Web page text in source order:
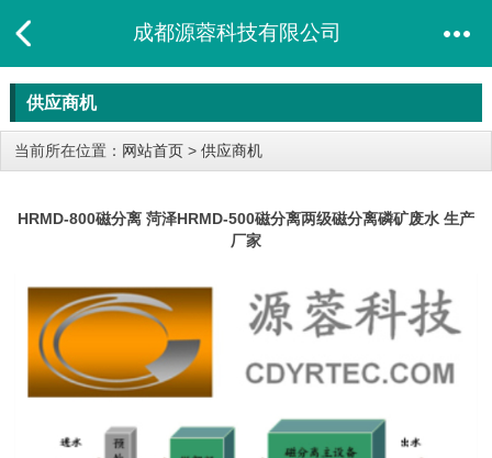
成都源蓉科技有限公司
供应商机
当前所在位置： 网站首页 > 供应商机
HRMD-800磁分离 菏泽HRMD-500磁分离两级磁分离磷矿废水 生产
厂家